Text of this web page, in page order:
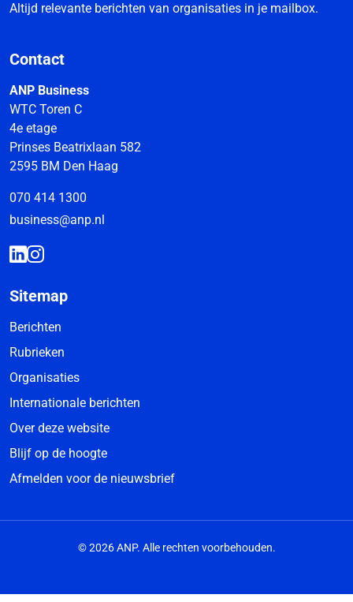
Altijd relevante berichten van organisaties in je mailbox.
Contact
ANP Business
WTC Toren C
4e etage
Prinses Beatrixlaan 582
2595 BM Den Haag
070 414 1300
business@anp.nl
Sitemap
Berichten
Rubrieken
Organisaties
Internationale berichten
Over deze website
Blijf op de hoogte
Afmelden voor de nieuwsbrief
© 2026 ANP. Alle rechten voorbehouden.